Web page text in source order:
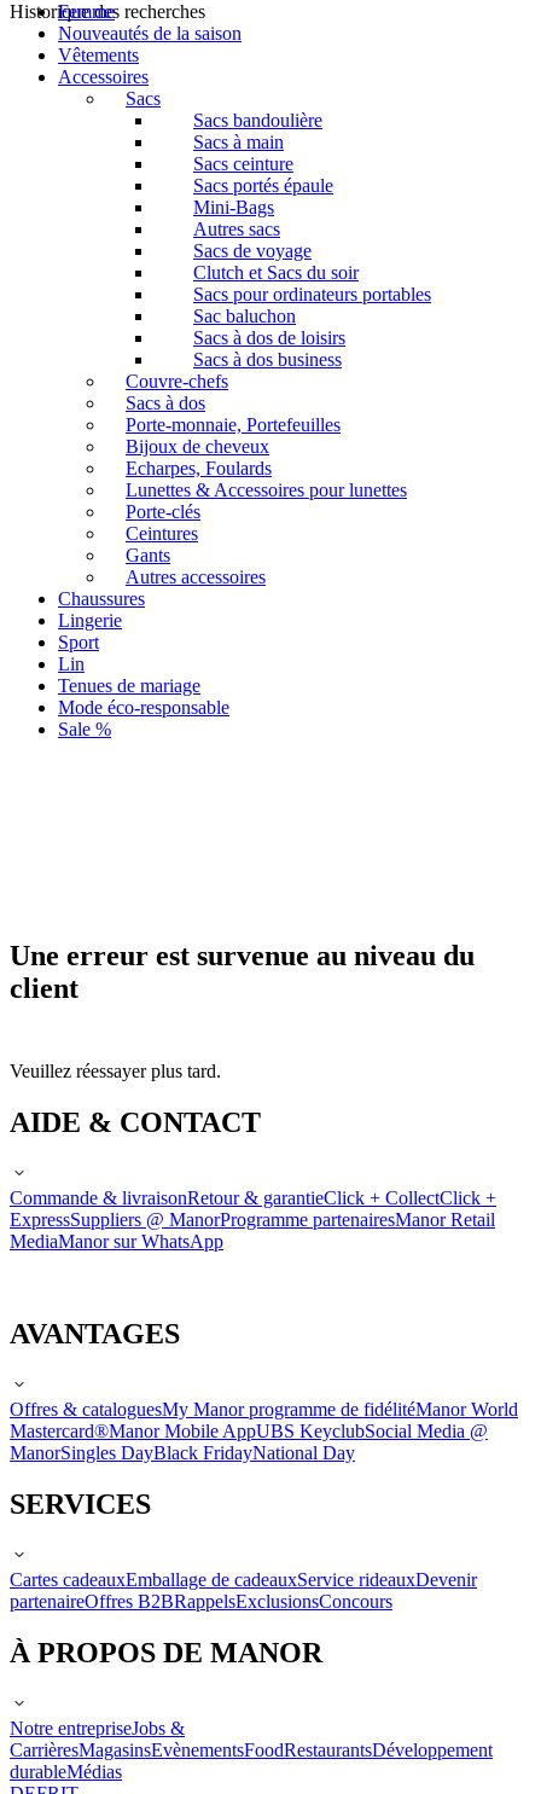
Historique des recherches
Femme
Nouveautés de la saison
Vêtements
Accessoires
Sacs
Sacs bandoulière
Sacs à main
Sacs ceinture
Sacs portés épaule
Mini-Bags
Autres sacs
Sacs de voyage
Clutch et Sacs du soir
Sacs pour ordinateurs portables
Sac baluchon
Sacs à dos de loisirs
Sacs à dos business
Couvre-chefs
Sacs à dos
Porte-monnaie, Portefeuilles
Bijoux de cheveux
Echarpes, Foulards
Lunettes & Accessoires pour lunettes
Porte-clés
Ceintures
Gants
Autres accessoires
Chaussures
Lingerie
Sport
Lin
Tenues de mariage
Mode éco-responsable
Sale %
Une erreur est survenue au niveau du
client
Veuillez réessayer plus tard.
AIDE & CONTACT
Commande & livraisonRetour & garantieClick + CollectClick +
ExpressSuppliers @ ManorProgramme partenairesManor Retail
MediaManor sur WhatsApp
AVANTAGES
Offres & cataloguesMy Manor programme de fidélitéManor World
Mastercard®Manor Mobile AppUBS KeyclubSocial Media @
ManorSingles DayBlack FridayNational Day
SERVICES
Cartes cadeauxEmballage de cadeauxService rideauxDevenir
partenaireOffres B2BRappelsExclusionsConcours
À PROPOS DE MANOR
Notre entrepriseJobs &
CarrièresMagasinsEvènementsFoodRestaurantsDéveloppement
durableMédias